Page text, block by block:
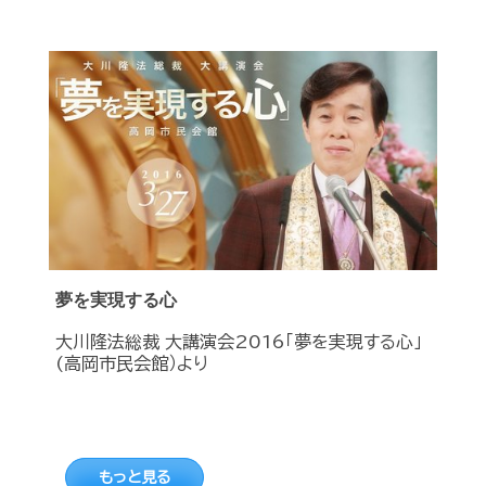
夢を実現する心
大川隆法総裁 大講演会2016「夢を実現する心」
(高岡市民会館）より
もっと見る